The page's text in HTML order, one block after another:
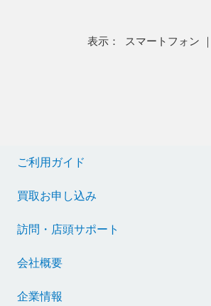
表示： スマートフォン ｜
ご利用ガイド
買取お申し込み
訪問・店頭サポート
会社概要
企業情報